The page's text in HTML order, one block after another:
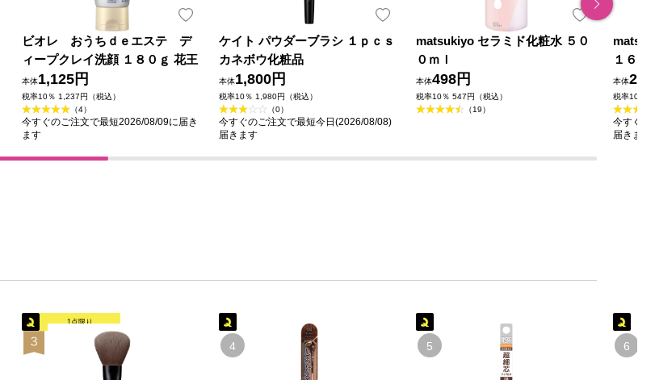
ビオレ おうちｄｅエステ デ
ィープクレイ洗顔 １８０ｇ 花王
本体1,125円
税率10％ 1,237円（税込）
（4）
今すぐのご注文で最短2026/08/09に届き
ます
ケイト パウダーブラシ １ｐｃｓ
カネボウ化粧品
本体1,800円
税率10％ 1,980円（税込）
（0）
今すぐのご注文で最短今日(2026/08/08)
届きます
matsukiyo セラミド化粧水 ５０
０ｍｌ
本体498円
税率10％ 547円（税込）
（19）
１６０
本体
税率10％
今すぐの
届きます
1点限り